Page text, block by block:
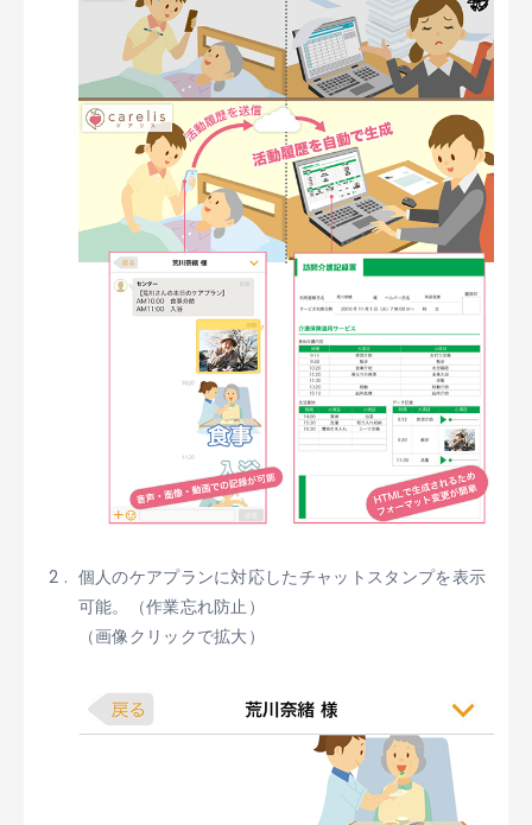
個人のケアプランに対応したチャットスタンプを表示
可能。（作業忘れ防止）
（画像クリックで拡大）